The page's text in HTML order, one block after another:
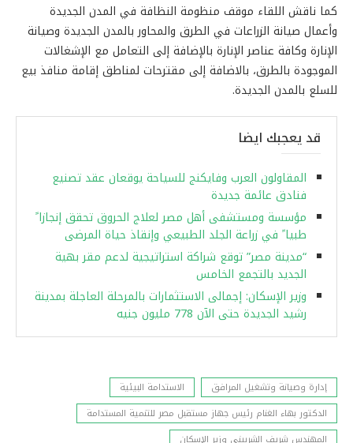
كما ناقش اللقاء موقف منظومة النظافة في المدن الجديدة
وأعمال صيانة الزراعات في الطرق والمحاور بالمدن الجديدة وصيانة
الإنارة وكافة عناصر الإنارة بالإضافة إلى التعامل مع الإشغالات
الموجودة بالطرق، بالاضافة إلى مقترحات لمناطق إقامة منافذ بيع
للسلع بالمدن الجديدة.
قد يعجبك ايضا
المقاولون العرب وفايكنج للسياحة يوقعان عقد تصنيع
فنادق عائمة جديدة
مؤسسة ومستشفى أهل مصر لعلاج الحروق تحقق إنجازا ً
طبيا ً في زراعة الجلد الطبيعي وإنقاذ حياة المرضى
“مدينة مصر” توقع شراكة استراتيجية لدعم مقر بهية
الجديد بالتجمع الخامس
وزير الإسكان: إجمالى الاستثمارات بالمرحلة العاجلة بمدينة
رشيد الجديدة حتى الآن 778 مليون جنيه
إدارة وصيانة وتشغيل المرافق
الاستدامة البيئية
الدكتور بهاء الغنام رئيس جهاز مستقبل مصر للتنمية المستدامة
المهندس شريف الشربيني وزير الإسكان